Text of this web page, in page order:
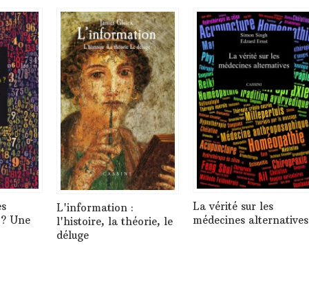
Une
L'information :
l'histoire, la théorie, le
déluge
La vérité sur les
médecines alternatives